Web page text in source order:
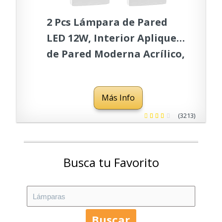
2 Pcs Lámpara de Pared
LED 12W, Interior Apliques
de Pared Moderna Acrílico,
Decoració para
Dormitorio Salón y
habitación, Blanco Frío
Más Info
(3213)
Busca tu Favorito